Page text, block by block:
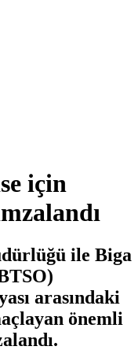
için
ile Biga
arasındaki
önemli